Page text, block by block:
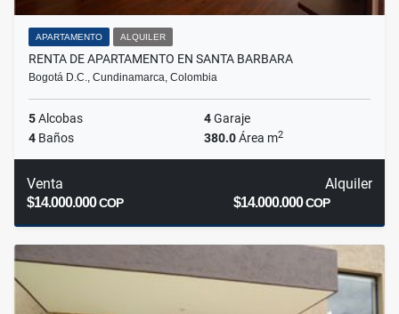
APARTAMENTO ALQUILER
RENTA DE APARTAMENTO EN SANTA BARBARA
Bogotá D.C., Cundinamarca, Colombia
5Alcobas 4Garaje
4 Baños 380.0Área m2
Venta
$14.000.000COP
Alquiler
$14.000.000COP